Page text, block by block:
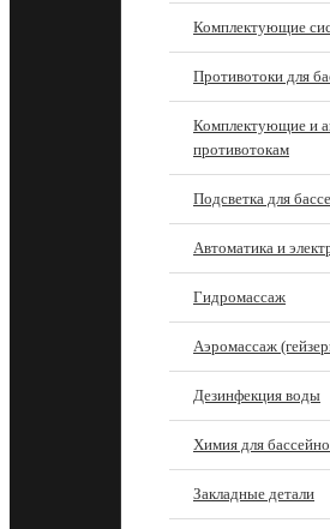
Комплектующие
Противотоки для
Комплектующие и
противотокам
Подсветка для
Автоматика и
Гидромассаж
Аэромассаж
Дезинфекция воды
Химия для
Закладные детали